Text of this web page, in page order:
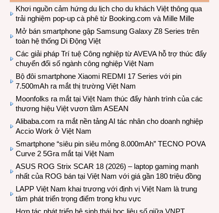
Khơi nguồn cảm hứng du lịch cho du khách Việt thông qua
trải nghiệm pop-up cà phê từ Booking.com và Mille Mille
Mở bán smartphone gập Samsung Galaxy Z8 Series trên
toàn hệ thống Di Động Việt
Các giải pháp Trí tuệ Công nghiệp từ AVEVA hỗ trợ thúc đẩy
chuyển đổi số ngành công nghiệp Việt Nam
Bộ đôi smartphone Xiaomi REDMI 17 Series với pin
7.500mAh ra mắt thị trường Việt Nam
Moonfolks ra mắt tại Việt Nam thúc đẩy hành trình của các
thương hiệu Việt vươn tầm ASEAN
Alibaba.com ra mắt nền tảng AI tác nhân cho doanh nghiệp
Accio Work ở Việt Nam
Smartphone “siêu pin siêu mỏng 8.000mAh” TECNO POVA
Curve 2 5Gra mắt tại Việt Nam
ASUS ROG Strix SCAR 18 (2026) – laptop gaming mạnh
nhất của ROG bán tại Việt Nam với giá gần 180 triệu đồng
LAPP Việt Nam khai trương với định vị Việt Nam là trung
tâm phát triển trọng điểm trong khu vực